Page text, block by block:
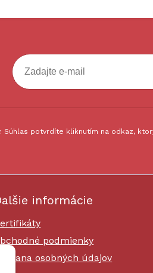
potvrdíte kliknutím na odkaz,
informácie
podmienky
osobných údajov